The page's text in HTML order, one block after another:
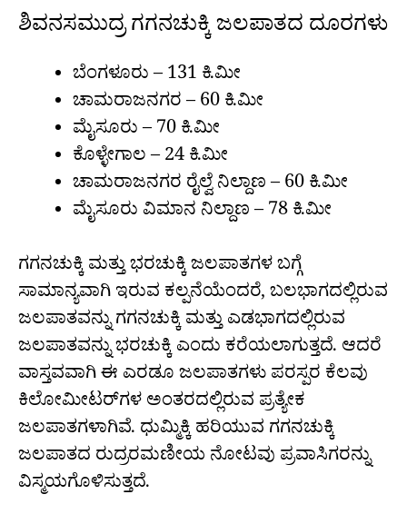
ಶಿವನಸಮುದ್ರ ಗಗನಚುಕ್ಕಿ ಜಲಪಾತದ ದೂರಗಳು
ಬೆಂಗಳೂರು – 131 ಕಿ.ಮೀ
ಚಾಮರಾಜನಗರ – 60 ಕಿ.ಮೀ
ಮೈಸೂರು – 70 ಕಿ.ಮೀ
ಕೊಳ್ಳೇಗಾಲ – 24 ಕಿ.ಮೀ
ಚಾಮರಾಜನಗರ ರೈಲ್ವೆ ನಿಲ್ದಾಣ – 60 ಕಿ.ಮೀ
ಮೈಸೂರು ವಿಮಾನ ನಿಲ್ದಾಣ – 78 ಕಿ.ಮೀ
ಗಗನಚುಕ್ಕಿ ಮತ್ತು ಭರಚುಕ್ಕಿ ಜಲಪಾತಗಳ ಬಗ್ಗೆ
ಸಾಮಾನ್ಯವಾಗಿ ಇರುವ ಕಲ್ಪನೆಯೆಂದರೆ, ಬಲಭಾಗದಲ್ಲಿರುವ
ಜಲಪಾತವನ್ನು ಗಗನಚುಕ್ಕಿ ಮತ್ತು ಎಡಭಾಗದಲ್ಲಿರುವ
ಜಲಪಾತವನ್ನು ಭರಚುಕ್ಕಿ ಎಂದು ಕರೆಯಲಾಗುತ್ತದೆ. ಆದರೆ
ವಾಸ್ತವವಾಗಿ ಈ ಎರಡೂ ಜಲಪಾತಗಳು ಪರಸ್ಪರ ಕೆಲವು
ಕಿಲೋಮೀಟರ್‌ಗಳ ಅಂತರದಲ್ಲಿರುವ ಪ್ರತ್ಯೇಕ
ಜಲಪಾತಗಳಾಗಿವೆ. ಧುಮ್ಮಿಕ್ಕಿ ಹರಿಯುವ ಗಗನಚುಕ್ಕಿ
ಜಲಪಾತದ ರುದ್ರರಮಣೀಯ ನೋಟವು ಪ್ರವಾಸಿಗರನ್ನು
ವಿಸ್ಮಯಗೊಳಿಸುತ್ತದೆ.